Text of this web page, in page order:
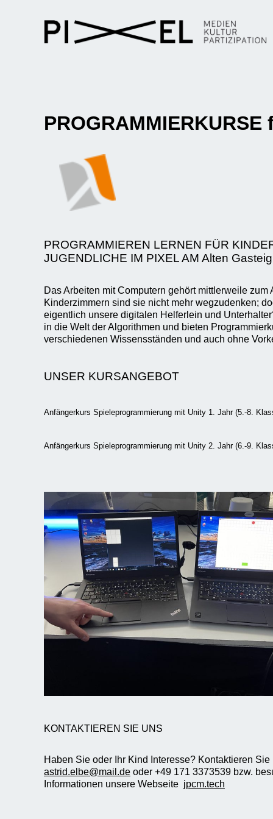
PROGRAMMIEREN LERNEN FÜR
JUGENDLICHE IM PIXEL AM Alten
Das Arbeiten mit Computern gehört mittlerweile
Kinderzimmern sind sie nicht mehr wegzudenken;
eigentlich unsere digitalen Helferlein und
in die Welt der Algorithmen und bieten
verschiedenen Wissensständen und auch ohne
UNSER KURSANGEBOT
Anfängerkurs Spieleprogrammierung mit Unity 1. Jahr (5.-8.
Anfängerkurs Spieleprogrammierung mit Unity 2. Jahr (6.-9.
KONTAKTIEREN SIE UNS
Haben Sie oder Ihr Kind Interesse? Kontaktieren Sie
astrid.elbe@mail.de oder +49 171 3373539 bzw.
Informationen unsere Webseite jpcm.tech